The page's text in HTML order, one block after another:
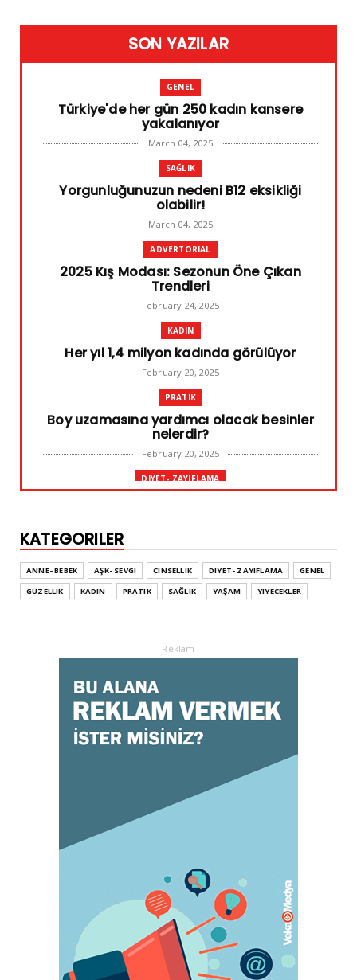
SON YAZILAR
GENEL
Türkiye'de her gün 250 kadın kansere
yakalanıyor
March 04, 2025
SAĞLIK
Yorgunluğunuzun nedeni B12 eksikliği
olabilir!
March 04, 2025
ADVERTORIAL
2025 Kış Modası: Sezonun Öne Çıkan
Trendleri
February 24, 2025
KADIN
Her yıl 1,4 milyon kadında görülüyor
February 20, 2025
PRATIK
Boy uzamasına yardımcı olacak besinler
nelerdir?
February 20, 2025
DIYET- ZAYIFLAMA
Leke ve çatlak tedavisinde radyofrekans
yöntemi
February 02, 2025
Dufold Etiketler Hakkında Bilgi
Doğru ayakkabı mutlu çocuk!
July 31, 2023
Orgazm olan kadınlar daha çabuk hamile
kalıyor
May 05, 2023
KATEGORILER
ANNE- BEBEK AŞK- SEVGI CINSELLIK DIYET- ZAYIFLAMA
GENEL
GÜZELLIK
KADIN PRATIK SAĞLIK YAŞAM YIYECEKLER
- Reklam -